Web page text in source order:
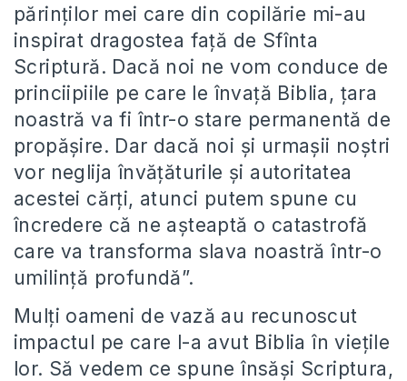
părinților mei care din copilărie mi-au
inspirat dragostea față de Sfînta
Scriptură. Dacă noi ne vom conduce de
princiipiile pe care le învață Biblia, țara
noastră va fi într-o stare permanentă de
propășire. Dar dacă noi și urmașii noștri
vor neglija învățăturile și autoritatea
acestei cărți, atunci putem spune cu
încredere că ne așteaptă o catastrofă
care va transforma slava noastră într-o
umilință profundă”.
Mulți oameni de vază au recunoscut
impactul pe care l-a avut Biblia în viețile
lor. Să vedem ce spune însăși Scriptura,